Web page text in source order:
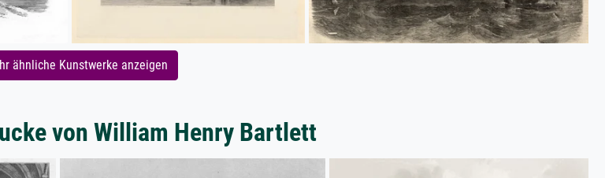
ähnliche Kunstwerke anzeigen
von William Henry Bartlett